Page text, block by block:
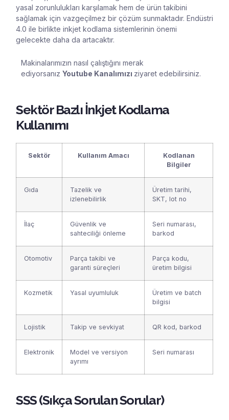
yasal zorunlulukları karşılamak hem de ürün takibini
sağlamak için vazgeçilmez bir çözüm sunmaktadır. Endüstri
4.0 ile birlikte inkjet kodlama sistemlerinin önemi
gelecekte daha da artacaktır.
Makinalarımızın nasıl çalıştığını merak
ediyorsanız Youtube Kanalımızı ziyaret edebilirsiniz.
Sektör Bazlı İnkjet Kodlama
Kullanımı
Sektör Kullanım Amacı
Kodlanan
Bilgiler
Gıda
Tazelik ve
izlenebilirlik
Üretim tarihi,
SKT, lot no
İlaç
Güvenlik ve
sahteciliği önleme
Seri numarası,
barkod
Otomotiv
Parça takibi ve
garanti süreçleri
Parça kodu,
üretim bilgisi
Kozmetik Yasal uyumluluk
Üretim ve batch
bilgisi
Lojistik Takip ve sevkiyat QR kod, barkod
Elektronik
Model ve versiyon
ayrımı
Seri numarası
SSS (Sıkça Sorulan Sorular)